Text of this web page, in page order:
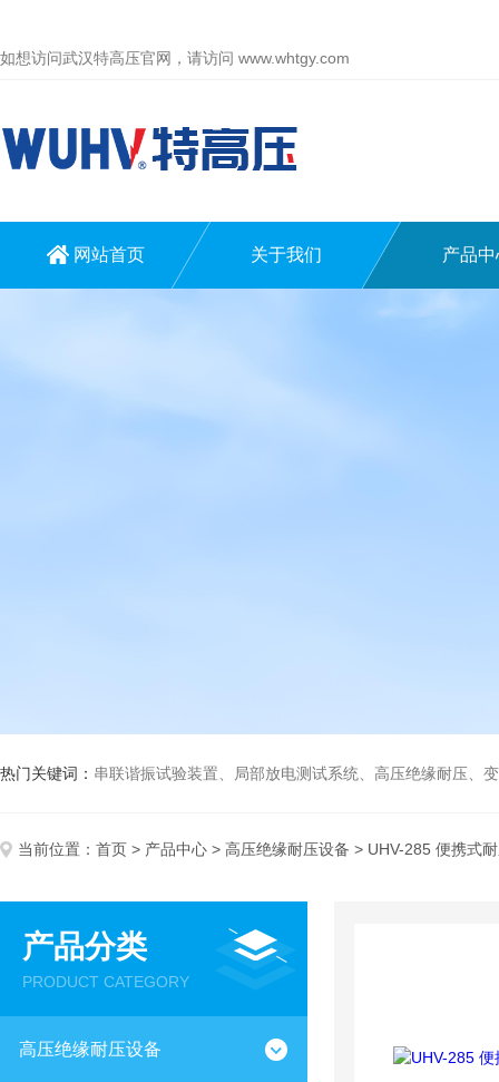
如想访问武汉特高压官网，请访问 www.whtgy.com
网站首页 关于我们 产品中
热门关键词： 串联谐振试验装置、局部放电测试系统、高压绝缘耐压、变
当前位置： 首页 > 产品中心 > 高压绝缘耐压设备 > UHV-285 便携式
产品分类
PRODUCT CATEGORY
高压绝缘耐压设备